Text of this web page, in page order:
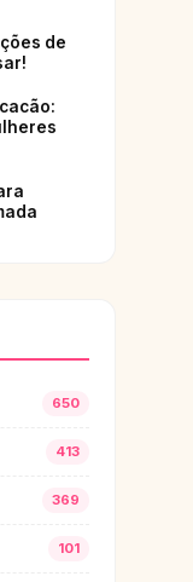
de
650
413
369
101